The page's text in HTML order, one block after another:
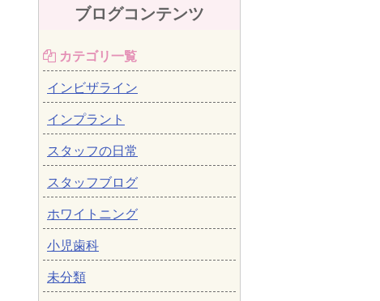
ブログコンテンツ
カテゴリ一覧
インビザライン
インプラント
スタッフの日常
スタッフブログ
ホワイトニング
小児歯科
未分類